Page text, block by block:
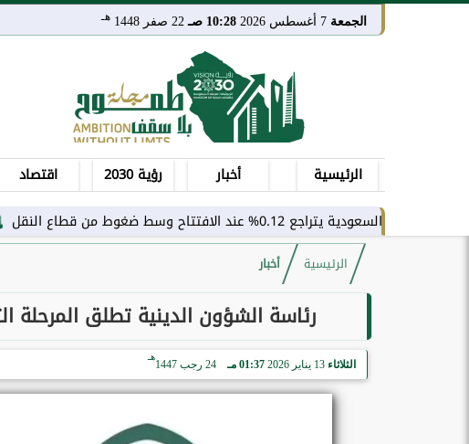
الجمعة 10:28 صـ 22 صفر 1448 هـ
الرئيسية أخبار رؤية 2030 اقتصاد
0.12% عند الافتتاح وسط ضغوط من قطاع النقل
الرئيسية أخبار
رئاسة الشؤون الدينية تطلق المرحلة
الثلاثاء 13 يناير 2026 01:37 مـ 24 رجب 1447
هـ